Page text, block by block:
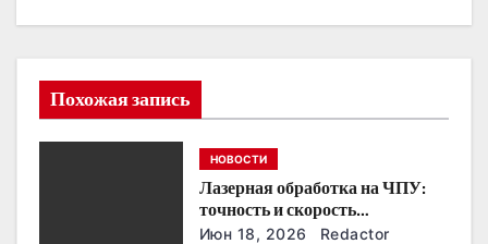
а
я
Похожая запись
НОВОСТИ
Лазерная обработка на ЧПУ:
точность и скорость
производства
Июн 18, 2026 Redactor